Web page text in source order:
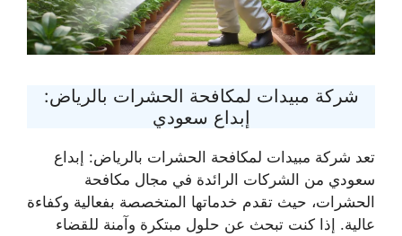
شركة مبيدات لمكافحة الحشرات بالرياض:
إبداع سعودي
تعد شركة مبيدات لمكافحة الحشرات بالرياض: إبداع
سعودي من الشركات الرائدة في مجال مكافحة
الحشرات، حيث تقدم خدماتها المتخصصة بفعالية وكفاءة
عالية. إذا كنت تبحث عن حلول مبتكرة وآمنة للقضاء